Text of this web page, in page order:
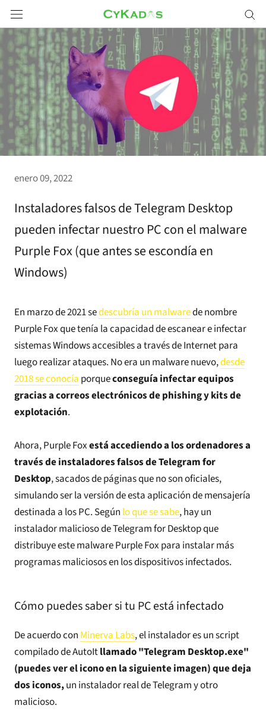
Saltar
a
contenido
enero 09, 2022
Instaladores falsos de Telegram Desktop
pueden infectar nuestro PC con el malware
Purple Fox (que antes se escondía en
Windows)
En marzo de 2021 sedescubría un malwarede nombre
Purple Fox que tenía la capacidad de escanear e infectar
sistemas Windows accesibles a través de Internet para
luego realizar ataques. No era un malware nuevo,desde
2018 se conocía porqueconseguía infectar equipos
gracias a correos electrónicos de phishing y kits de
explotación.
Ahora, Purple Foxestá accediendo a los ordenadores a
través de instaladores falsos de Telegram for
Desktop, sacados de páginas que no son oficiales,
simulando ser la versión de esta aplicación de mensajería
destinada a los PC. Según lo que se sabe, hay un
instalador malicioso de Telegram for Desktop que
distribuye este malware Purple Fox para instalar más
programas maliciosos en los dispositivos infectados.
Cómo puedes saber si tu PC está infectado
De acuerdo con Minerva Labs, el instalador es un script
compilado de AutoItllamado "Telegram Desktop.exe"
(puedes ver el icono en la siguiente imagen) que deja
dos iconos,un instalador real de Telegram y otro
malicioso.